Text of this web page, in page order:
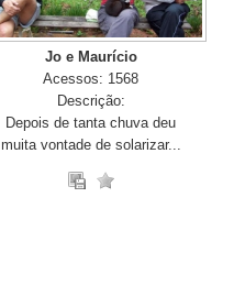
Jo e Maurício
Acessos: 1568
Descrição:
Depois de tanta chuva deu
muita vontade de solarizar...